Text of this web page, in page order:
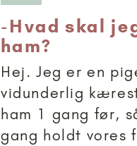
-Hvad skal
ham?
Hej. Jeg er en
vidunderlig
ham 1 gang før,
gang holdt vores